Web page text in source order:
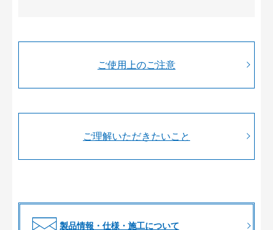
ご使用上のご注意
ご理解いただきたいこと
製品情報・仕様・施工について